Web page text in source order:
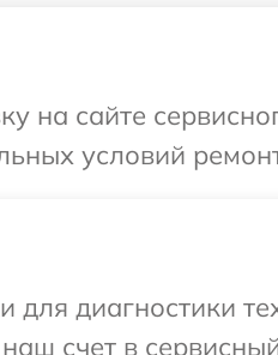
на сайте
условий
диагностики
счет в